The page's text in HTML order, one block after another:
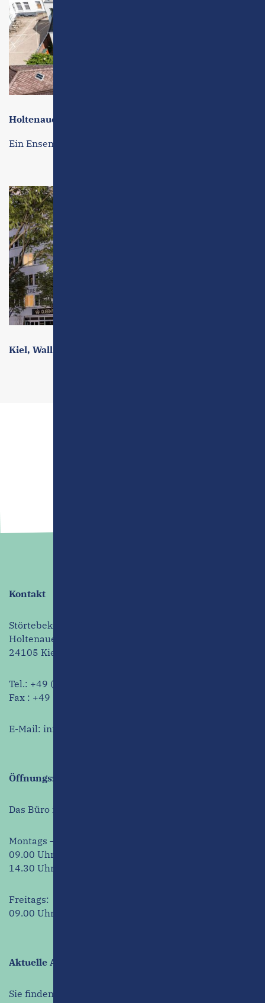
Holtenauer Höfe
Ein Ensemble aus drei Teilen
Kiel, Wall 30
Kontakt
Störtebeker Haus GmbH
Holtenauer Straße 63
24105 Kiel
Tel.: +49 (431) 239 887 – 0
Fax : +49 (431) 239 887 – 66
E-Mail: info@stoertebekerhaus.de
Öffnungszeiten
Das Büro ist zu folgenden Zeiten für Sie erreichbar:
Montags – Donnerstags:
09.00 Uhr – 13.00 Uhr u.
14.30 Uhr – 17.00 Uhr
Freitags:
09.00 Uhr – 13.00 Uhr
Aktuelle Angebote
Sie finden unsere Miet- und Kaufangebote auf den